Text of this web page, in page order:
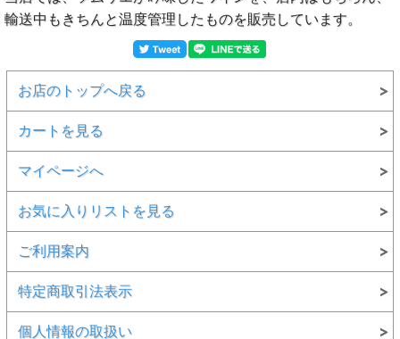
輸送中もきちんと温度管理したものを販売しています。
お店のトップへ戻る
カートを見る
マイページへ
お気に入りリストを見る
ご利用案内
特定商取引法表示
個人情報の取扱い